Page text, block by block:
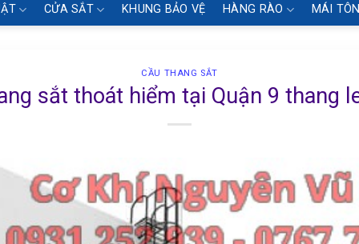
CỬA SẮT KHUNG BẢO VỆ HÀNG RÀO MÁI
CẦU THANG SẮT
sắt thoát hiểm tại Quận 9 thang